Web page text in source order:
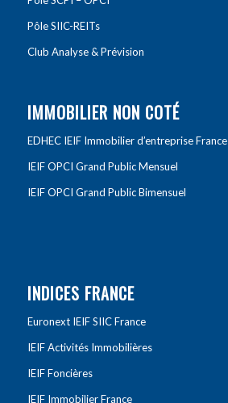
Pôle SIIC-REITs
Club Analyse & Prévision
IMMOBILIER NON COTÉ
EDHEC IEIF Immobilier d’entreprise France
IEIF OPCI Grand Public Mensuel
IEIF OPCI Grand Public Bimensuel
INDICES FRANCE
Euronext IEIF SIIC France
IEIF Activités Immobilières
IEIF Foncières
IEIF Immobilier France